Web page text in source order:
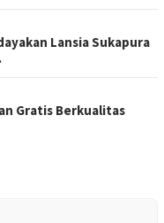
Lansia Sukapura
Gratis Berkualitas